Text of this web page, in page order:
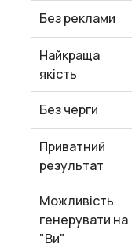
Без реклами
Найкраща
якість
Без черги
Приватний
результат
Можливість
генерувати на
"Ви"